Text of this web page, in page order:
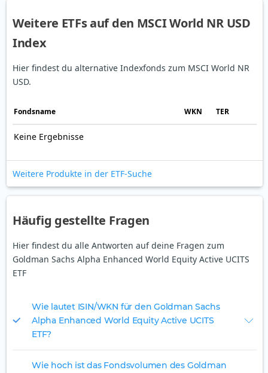
Weitere ETFs auf den MSCI World NR USD
Index
Hier findest du alternative Indexfonds zum MSCI World NR
USD.
Fonds­name WKN TER
Keine Ergebnisse
Weitere Produkte in der ETF-Suche
Häufig gestellte Fragen
Hier findest du alle Antworten auf deine Fragen zum
Goldman Sachs Alpha Enhanced World Equity Active UCITS
ETF
Wie lautet ISIN/WKN für den Goldman Sachs
Alpha Enhanced World Equity Active UCITS
ETF?
Wie hoch ist das Fondsvolumen des Goldman